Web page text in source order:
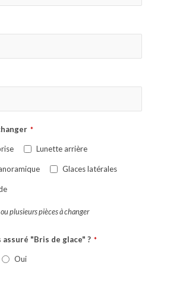
*
Lunette arrière
Glaces latérales
plusieurs pièces à changer
assuré "Bris de glace" ? *
Oui